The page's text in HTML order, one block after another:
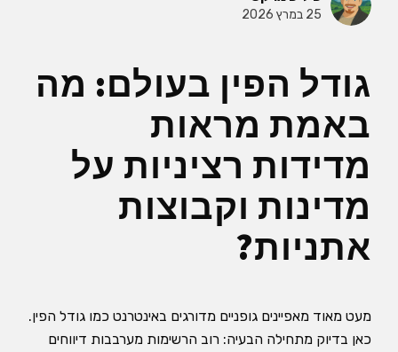
25 במרץ 2026
גודל הפין בעולם: מה
באמת מראות
מדידות רציניות על
מדינות וקבוצות
אתניות?
מעט מאוד מאפיינים גופניים מדורגים באינטרנט כמו גודל הפין.
כאן בדיוק מתחילה הבעיה: רוב הרשימות מערבבות דיווחים